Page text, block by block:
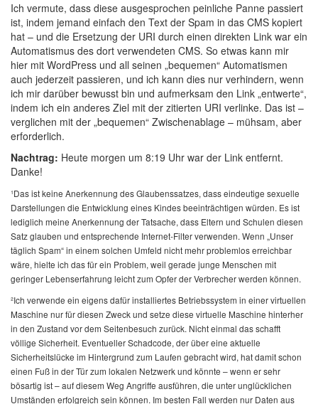
Ich vermute, dass diese ausgesprochen peinliche Panne passiert
ist, indem jemand einfach den Text der Spam in das CMS kopiert
hat – und die Ersetzung der URI durch einen direkten Link war ein
Automatismus des dort verwendeten CMS. So etwas kann mir
hier mit WordPress und all seinen „bequemen“ Automatismen
auch jederzeit passieren, und ich kann dies nur verhindern, wenn
ich mir darüber bewusst bin und aufmerksam den Link „entwerte“,
indem ich ein anderes Ziel mit der zitierten URI verlinke. Das ist –
verglichen mit der „bequemen“ Zwischenablage – mühsam, aber
erforderlich.
Nachtrag: Heute morgen um 8:19 Uhr war der Link entfernt.
Danke!
¹Das ist keine Anerkennung des Glaubenssatzes, dass eindeutige sexuelle
Darstellungen die Entwicklung eines Kindes beeinträchtigen würden. Es ist
lediglich meine Anerkennung der Tatsache, dass Eltern und Schulen diesen
Satz glauben und entsprechende Internet-Filter verwenden. Wenn „Unser
täglich Spam“ in einem solchen Umfeld nicht mehr problemlos erreichbar
wäre, hielte ich das für ein Problem, weil gerade junge Menschen mit
geringer Lebenserfahrung leicht zum Opfer der Verbrecher werden können.
²Ich verwende ein eigens dafür installiertes Betriebssystem in einer virtuellen
Maschine nur für diesen Zweck und setze diese virtuelle Maschine hinterher
in den Zustand vor dem Seitenbesuch zurück. Nicht einmal das schafft
völlige Sicherheit. Eventueller Schadcode, der über eine aktuelle
Sicherheitslücke im Hintergrund zum Laufen gebracht wird, hat damit schon
einen Fuß in der Tür zum lokalen Netzwerk und könnte – wenn er sehr
bösartig ist – auf diesem Weg Angriffe ausführen, die unter unglücklichen
Umständen erfolgreich sein können. Im besten Fall werden nur Daten aus